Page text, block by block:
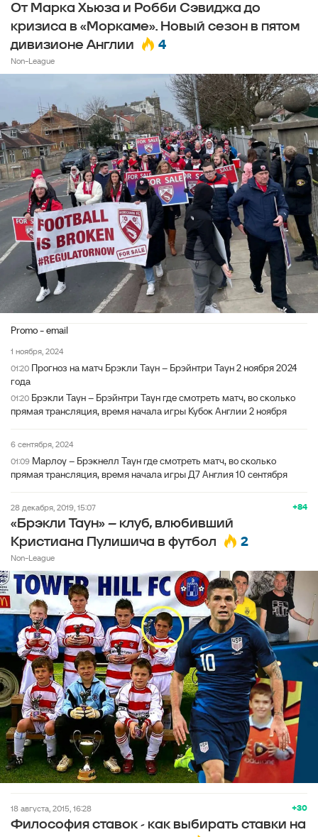
От Марка Хьюза и Робби Сэвиджа до
кризиса в «Моркаме». Новый сезон в пятом
дивизионе Англии
4
Non-League
Promo - email
1 ноября, 2024
01:20 Прогноз на матч Брэкли Таун – Брэйнтри Таун 2 ноября 2024
года
01:20 Брэкли Таун – Брэйнтри Таун где смотреть матч, во сколько
прямая трансляция, время начала игры Кубок Англии 2 ноября
6 сентября, 2024
01:09 Марлоу – Брэкнелл Таун где смотреть матч, во сколько
прямая трансляция, время начала игры Д7 Англия 10 сентября
+84
28 декабря, 2019, 15:07
«Брэкли Таун» – клуб, влюбивший
Кристиана Пулишича в футбол
2
Non-League
+30
18 августа, 2015, 16:28
Философия ставок - как выбирать ставки на